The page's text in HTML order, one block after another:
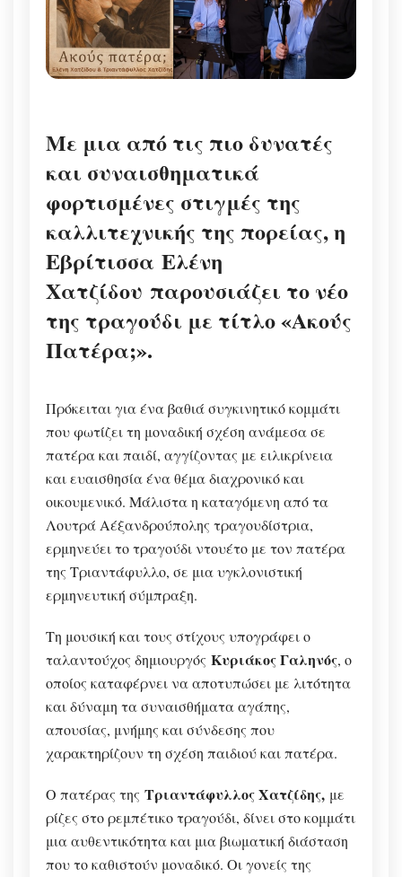
Με μια από τις πιο δυνατές
και συναισθηματικά
φορτισμένες στιγμές της
καλλιτεχνικής της πορείας, η
Εβρίτισσα Ελένη
Χατζίδου παρουσιάζει το νέο
της τραγούδι με τίτλο «Ακούς
Πατέρα;».
Πρόκειται για ένα βαθιά συγκινητικό κομμάτι
που φωτίζει τη μοναδική σχέση ανάμεσα σε
πατέρα και παιδί, αγγίζοντας με ειλικρίνεια
και ευαισθησία ένα θέμα διαχρονικό και
οικουμενικό. Μάλιστα η καταγόμενη από τα
Λουτρά Αέξανδρούπολης τραγουδίστρια,
ερμηνεύει το τραγούδι ντουέτο με τον πατέρα
της Τριαντάφυλλο, σε μια υγκλονιστική
ερμηνευτική σύμπραξη.
Τη μουσική και τους στίχους υπογράφει ο
ταλαντούχος δημιουργός Κυριάκος Γαληνός, ο
οποίος καταφέρνει να αποτυπώσει με λιτότητα
και δύναμη τα συναισθήματα αγάπης,
απουσίας, μνήμης και σύνδεσης που
χαρακτηρίζουν τη σχέση παιδιού και πατέρα.
Ο πατέρας της Τριαντάφυλλος Χατζίδης, με
ρίζες στο ρεμπέτικο τραγούδι, δίνει στο κομμάτι
μια αυθεντικότητα και μια βιωματική διάσταση
που το καθιστούν μοναδικό. Οι γονείς της